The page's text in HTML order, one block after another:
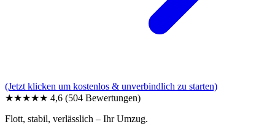
(Jetzt klicken um kostenlos & unverbindlich zu starten)
★★★★★ 4,6 (504 Bewertungen)
Flott, stabil, verlässlich – Ihr Umzug.